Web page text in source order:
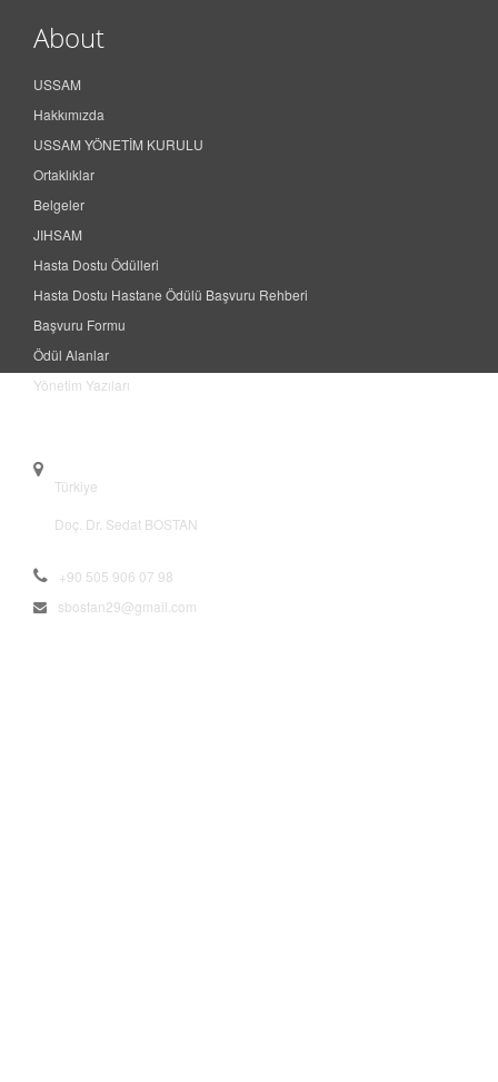
About
USSAM
Hakkımızda
USSAM YÖNETİM KURULU
Ortaklıklar
Belgeler
JIHSAM
Hasta Dostu Ödülleri
Hasta Dostu Hastane Ödülü Başvuru Rehberi
Başvuru Formu
Ödül Alanlar
Yönetim Yazıları
Türkiye
Doç. Dr. Sedat BOSTAN
+90 505 906 07 98
sbostan29@gmail.com